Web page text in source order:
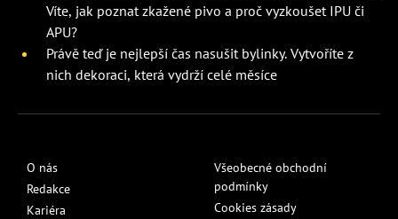
Víte, jak poznat zkažené pivo a proč vyzkoušet IPU či
APU?
Právě teď je nejlepší čas nasušit bylinky. Vytvoříte z
nich dekoraci, která vydrží celé měsíce
O nás
Redakce
Kariéra
Všeobecné obchodní
podmínky
Cookies zásady